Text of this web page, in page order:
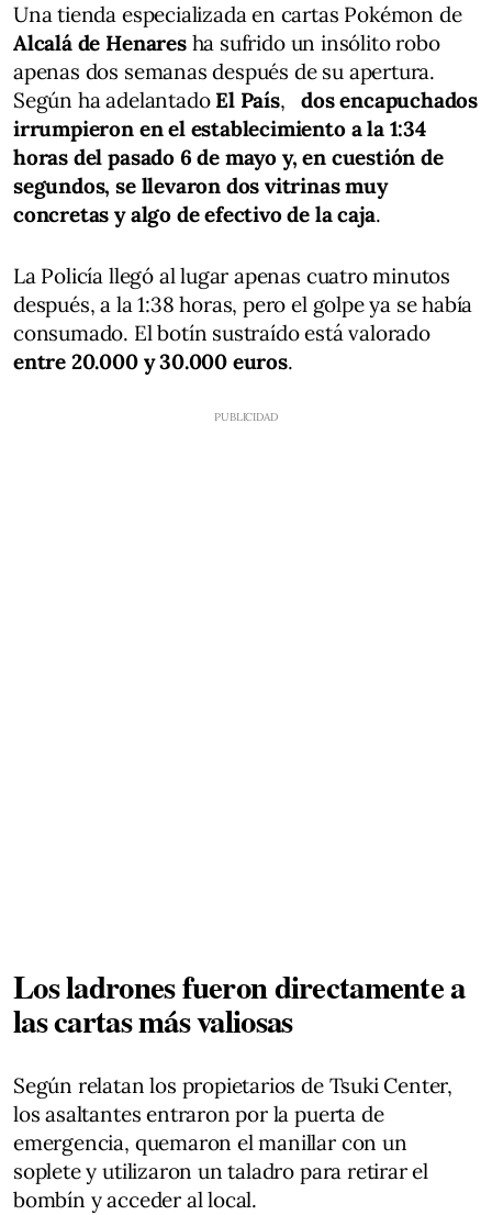
Una tienda especializada en cartas Pokémon de
Alcalá de Henaresha sufrido un insólito robo
apenas dos semanas después de su apertura.
Según ha adelantado El País,dos encapuchados
irrumpieron en el establecimiento a la 1:34
horas del pasado 6 de mayo y, en cuestión de
segundos, se llevaron dos vitrinas muy
concretas y algo de efectivo de la caja.
La Policía llegó al lugar apenas cuatro minutos
después, a la 1:38 horas, pero el golpe ya se había
consumado. El botín sustraído está valorado
entre 20.000 y 30.000 euros.
Los ladrones fueron directamente a
las cartas más valiosas
Según relatan los propietarios de Tsuki Center,
los asaltantes entraron por la puerta de
emergencia, quemaron el manillar con un
soplete y utilizaron un taladro para retirar el
bombín y acceder al local.